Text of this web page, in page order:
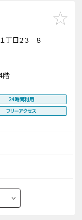
目２３－８
階
24時間利用
フリーアクセス